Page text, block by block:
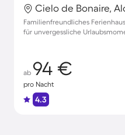
Cielo de Bonaire,
Familienfreundliches
für unvergessliche
ab 94 €
pro Nacht
4.3